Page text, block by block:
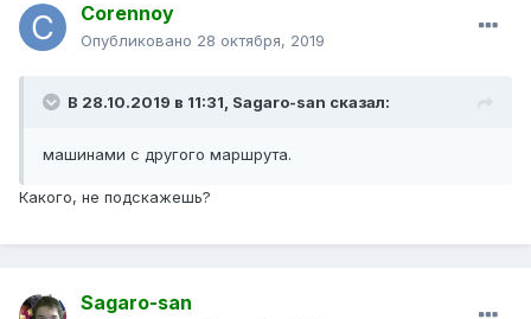
Corennoy
Опубликовано 28 октября, 2019
В 28.10.2019 в 11:31, Sagaro-san сказал:
машинами с другого маршрута.
Какого, не подскажешь?
Sagaro-san